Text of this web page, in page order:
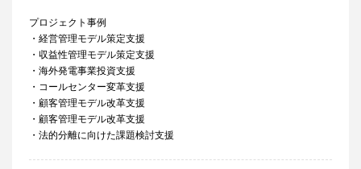
プロジェクト事例
・経営管理モデル策定支援
・収益性管理モデル策定支援
・海外発電事業投資支援
・コールセンター変革支援
・顧客管理モデル改革支援
・顧客管理モデル改革支援
・法的分離に向けた課題検討支援